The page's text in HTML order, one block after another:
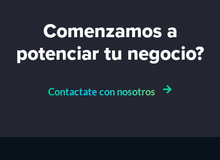
Comenzamos a
potenciar tu negocio?
Contactate con nosotros